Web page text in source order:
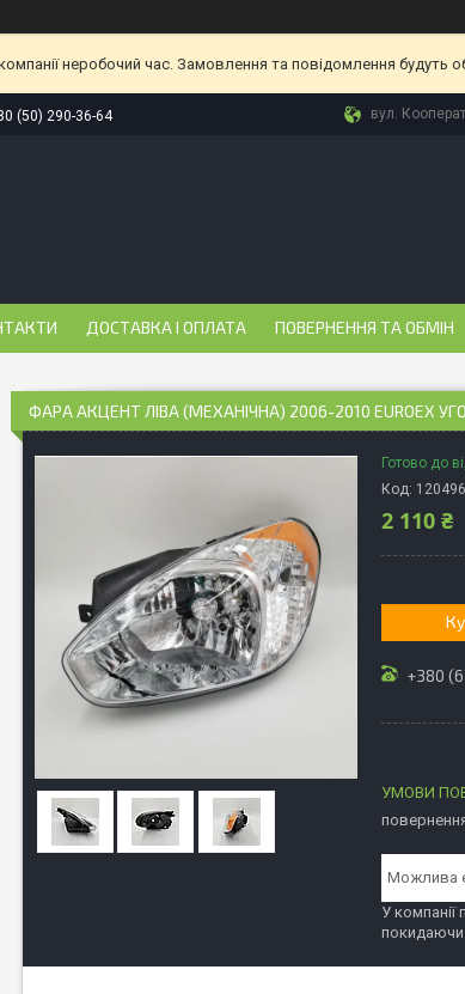
неробочий час. Замовлення та повідомлення будуть
(50) 290-36-64 вул.
ДОСТАВКА І ОПЛАТА ПОВЕРНЕННЯ ТА ОБМІН
ФАРА АКЦЕНТ ЛІВА (МЕХАНІЧНА) 2006-2010 EUROEX
Готово до
Код: 120496
2 110 ₴
+380
У
покидаючи